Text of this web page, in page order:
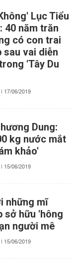
Lục Tiểu
40 năm trăn
có con trai
sau vai diễn
'Tây Du
17/06/2019
Dung:
kg nước mắt
khảo'
15/06/2019
những mĩ
sở hữu 'hông
người mê
15/06/2019